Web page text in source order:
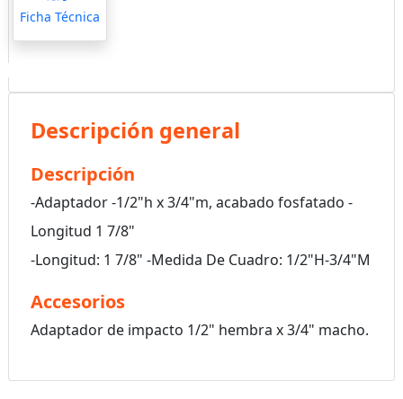
Ficha Técnica
Descripción general
Descripción
-Adaptador -1/2"h x 3/4"m, acabado fosfatado -
Longitud 1 7/8"
-Longitud: 1 7/8" -Medida De Cuadro: 1/2"H-3/4"M
Accesorios
Adaptador de impacto 1/2" hembra x 3/4" macho.